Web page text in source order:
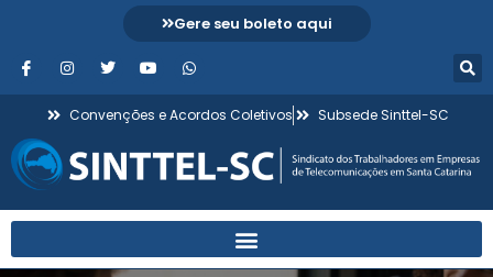
Gere seu boleto aqui
Convenções e Acordos Coletivos Subsede Sinttel-SC